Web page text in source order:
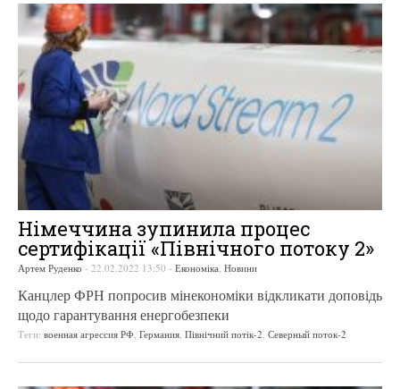
Німеччина зупинила процес
сертифікації «Північного потоку 2»
Артем Руденко - 22.02.2022 13:50 - Економіка Новини
Канцлер ФРН попросив мінекономіки відкликати доповідь
щодо гарантування енергобезпеки
Теги: военная агрессия РФ Германия Північний потік-2 Северный поток-2